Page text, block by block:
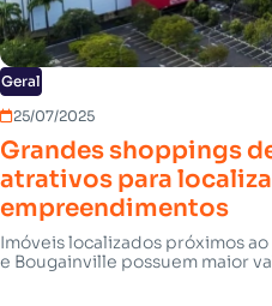
Geral
25/07/2025
Grandes shoppings
atrativos para
empreendimentos
Imóveis localizados próximos
e Bougainville possuem maior